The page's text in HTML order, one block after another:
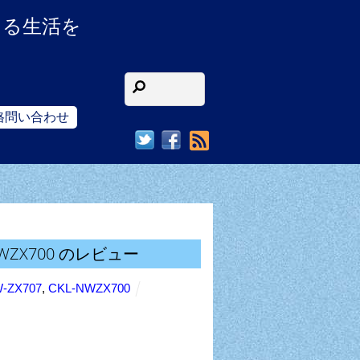
生活を
問い合わせ
のレビュー
ZX707,CKL-NWZX700